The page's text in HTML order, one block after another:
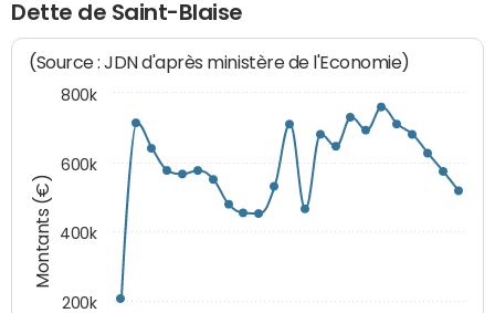
Dette de Saint-Blaise
Montants (€)
(Source : JDN d'après ministère de l'Economie)
200k
400k
600k
800k